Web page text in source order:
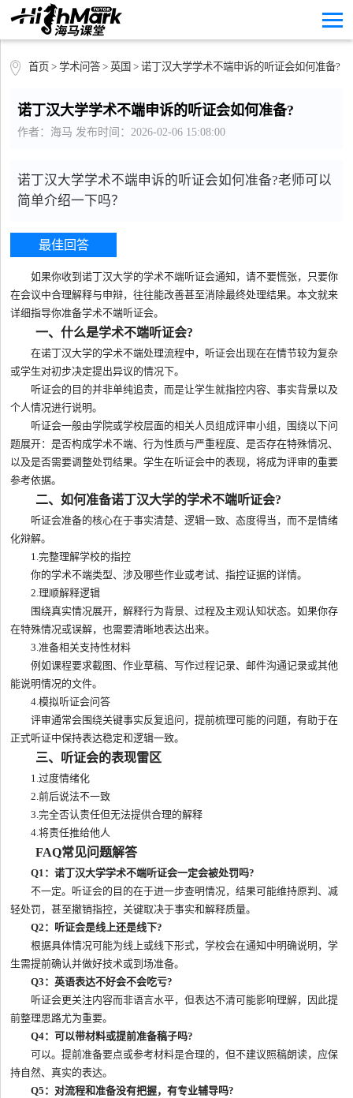
首页 > 学术问答> 英国 > 诺丁汉大学学术不端申诉的听证会如何准备?
诺丁汉大学学术不端申诉的听证会如何准备?
作者：海马 发布时间：2026-02-06 15:08:00
诺丁汉大学学术不端申诉的听证会如何准备?老师可以
简单介绍一下吗？
最佳回答
如果你收到诺丁汉大学的学术不端听证会通知，请不要慌张，只要你
在会议中合理解释与申辩，往往能改善甚至消除最终处理结果。本文就来
详细指导你准备学术不端听证会。
一、什么是学术不端听证会?
在诺丁汉大学的学术不端处理流程中，听证会出现在在情节较为复杂
或学生对初步决定提出异议的情况下。
听证会的目的并非单纯追责，而是让学生就指控内容、事实背景以及
个人情况进行说明。
听证会一般由学院或学校层面的相关人员组成评审小组，围绕以下问
题展开：是否构成学术不端、行为性质与严重程度、是否存在特殊情况、
以及是否需要调整处罚结果。学生在听证会中的表现，将成为评审的重要
参考依据。
二、如何准备诺丁汉大学的学术不端听证会?
听证会准备的核心在于事实清楚、逻辑一致、态度得当，而不是情绪
化辩解。
1.完整理解学校的指控
你的学术不端类型、涉及哪些作业或考试、指控证据的详情。
2.理顺解释逻辑
围绕真实情况展开，解释行为背景、过程及主观认知状态。如果你存
在特殊情况或误解，也需要清晰地表达出来。
3.准备相关支持性材料
例如课程要求截图、作业草稿、写作过程记录、邮件沟通记录或其他
能说明情况的文件。
4.模拟听证会问答
评审通常会围绕关键事实反复追问，提前梳理可能的问题，有助于在
正式听证中保持表达稳定和逻辑一致。
三、听证会的表现雷区
1.过度情绪化
2.前后说法不一致
3.完全否认责任但无法提供合理的解释
4.将责任推给他人
FAQ常见问题解答
Q1：诺丁汉大学学术不端听证会一定会被处罚吗?
不一定。听证会的目的在于进一步查明情况，结果可能维持原判、减
轻处罚，甚至撤销指控，关键取决于事实和解释质量。
Q2：听证会是线上还是线下?
根据具体情况可能为线上或线下形式，学校会在通知中明确说明，学
生需提前确认并做好技术或到场准备。
Q3：英语表达不好会不会吃亏?
听证会更关注内容而非语言水平，但表达不清可能影响理解，因此提
前整理思路尤为重要。
Q4：可以带材料或提前准备稿子吗?
可以。提前准备要点或参考材料是合理的，但不建议照稿朗读，应保
持自然、真实的表达。
Q5：对流程和准备没有把握，有专业辅导吗?